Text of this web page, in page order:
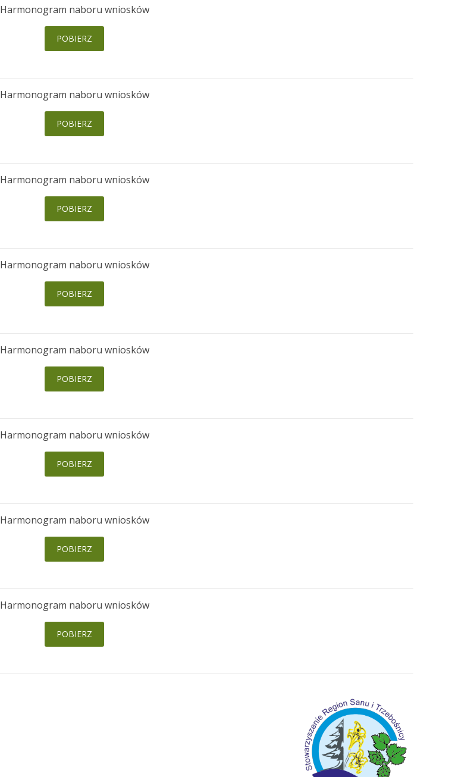
Harmonogram naboru wniosków
POBIERZ
Harmonogram naboru wniosków
POBIERZ
Harmonogram naboru wniosków
POBIERZ
Harmonogram naboru wniosków
POBIERZ
Harmonogram naboru wniosków
POBIERZ
Harmonogram naboru wniosków
POBIERZ
Harmonogram naboru wniosków
POBIERZ
Harmonogram naboru wniosków
POBIERZ